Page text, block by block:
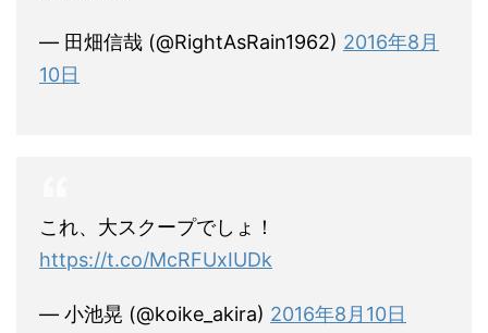
— 田畑信哉 (@RightAsRain1962) 2016年8月
10日
これ、大スクープでしょ！
https://t.co/McRFUxIUDk
— 小池晃 (@koike_akira) 2016年8月10日